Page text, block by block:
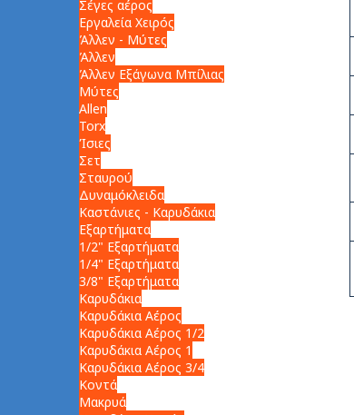
Σέγες αέρος
Εργαλεία Χειρός
Άλλεν - Μύτες
Άλλεν
Άλλεν Εξάγωνα Μπίλιας
Μύτες
Allen
Torx
Ίσιες
Σετ
Σταυρού
Δυναμόκλειδα
Καστάνιες - Καρυδάκια
Εξαρτήματα
1/2" Εξαρτήματα
1/4" Εξαρτήματα
3/8" Εξαρτήματα
Καρυδάκια
Καρυδάκια Αέρος
Καρυδάκια Αέρος 1/2
Καρυδάκια Αέρος 1
Καρυδάκια Αέρος 3/4
Κοντά
Μακρυά